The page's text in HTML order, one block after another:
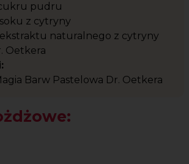
pudru
soku z cytryny
ekstraktu naturalnego z cytryny
Oetkera
Barw Pastelowa Dr. Oetkera